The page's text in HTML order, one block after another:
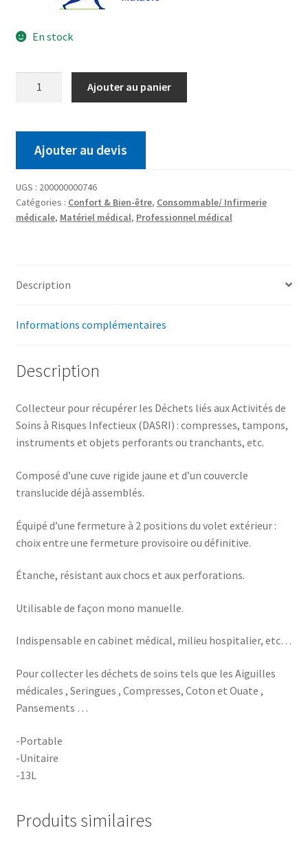
En stock
Ajouter au panier
Ajouter au devis
UGS : 200000000746
Catégories : Confort & Bien-être, Consommable/ Infirmerie
médicale, Matériel médical, Professionnel médical
Description
Informations complémentaires
Description
Collecteur pour récupérer les Déchets liés aux Activités de
Soins à Risques Infectieux (DASRI) : compresses, tampons,
instruments et objets perforants ou tranchants, etc.
Composé d’une cuve rigide jaune et d’un couvercle
translucide déjà assemblés.
Équipé d’une fermeture à 2 positions du volet extérieur :
choix entre une fermeture provisoire ou définitive.
Étanche, résistant aux chocs et aux perforations.
Utilisable de façon mono manuelle.
Indispensable en cabinet médical, milieu hospitalier, etc…
Pour collecter les déchets de soins tels que les Aiguilles
médicales , Seringues , Compresses, Coton et Ouate ,
Pansements …
-Portable
-Unitaire
-13L
Produits similaires